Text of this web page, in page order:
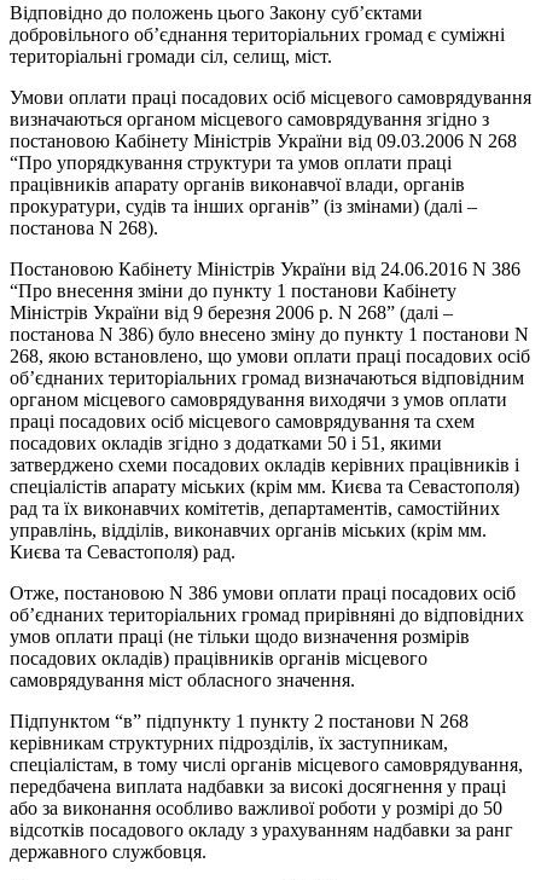
Відповідно до положень цього Закону суб’єктами
добровільного об’єднання територіальних громад є суміжні
територіальні громади сіл, селищ, міст.
Умови оплати праці посадових осіб місцевого самоврядування
визначаються органом місцевого самоврядування згідно з
постановою Кабінету Міністрів України від 09.03.2006 N 268
“Про упорядкування структури та умов оплати праці
працівників апарату органів виконавчої влади, органів
прокуратури, судів та інших органів” (із змінами) (далі –
постанова N 268).
Постановою Кабінету Міністрів України від 24.06.2016 N 386
“Про внесення зміни до пункту 1 постанови Кабінету
Міністрів України від 9 березня 2006 р. N 268” (далі –
постанова N 386) було внесено зміну до пункту 1 постанови N
268, якою встановлено, що умови оплати праці посадових осіб
об’єднаних територіальних громад визначаються відповідним
органом місцевого самоврядування виходячи з умов оплати
праці посадових осіб місцевого самоврядування та схем
посадових окладів згідно з додатками 50 і 51, якими
затверджено схеми посадових окладів керівних працівників і
спеціалістів апарату міських (крім мм. Києва та Севастополя)
рад та їх виконавчих комітетів, департаментів, самостійних
управлінь, відділів, виконавчих органів міських (крім мм.
Києва та Севастополя) рад.
Отже, постановою N 386 умови оплати праці посадових осіб
об’єднаних територіальних громад прирівняні до відповідних
умов оплати праці (не тільки щодо визначення розмірів
посадових окладів) працівників органів місцевого
самоврядування міст обласного значення.
Підпунктом “в” підпункту 1 пункту 2 постанови N 268
керівникам структурних підрозділів, їх заступникам,
спеціалістам, в тому числі органів місцевого самоврядування,
передбачена виплата надбавки за високі досягнення у праці
або за виконання особливо важливої роботи у розмірі до 50
відсотків посадового окладу з урахуванням надбавки за ранг
державного службовця.